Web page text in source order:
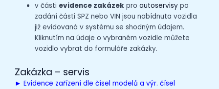
v části evidence zakázek proautoservisypo
zadání části SPZ nebo VIN jsou nabídnuta vozidla
již evidovaná v systému se shodným údajem.
Kliknutím na údaje o vybraném vozidle můžete
vozidlo vybrat do formuláře zakázky.
Zakázka – servis
► Evidence zařízení dle čísel modelů a výr. čísel